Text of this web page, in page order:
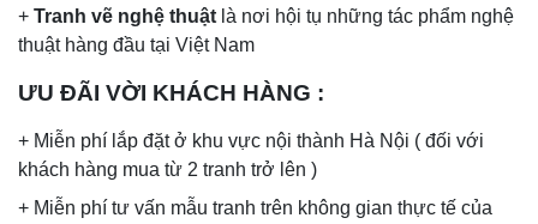
+ Tranh vẽ nghệ thuật là nơi hội tụ những tác phẩm nghệ
thuật hàng đầu tại Việt Nam
ƯU ĐÃI VỜI KHÁCH HÀNG :
+ Miễn phí lắp đặt ở khu vực nội thành Hà Nội ( đối với
khách hàng mua từ 2 tranh trở lên )
+ Miễn phí tư vấn mẫu tranh trên không gian thực tế của